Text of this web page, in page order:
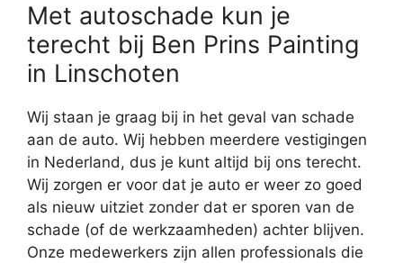
Met autoschade kun je
terecht bij Ben Prins Painting
in Linschoten
Wij staan je graag bij in het geval van schade
aan de auto. Wij hebben meerdere vestigingen
in Nederland, dus je kunt altijd bij ons terecht.
Wij zorgen er voor dat je auto er weer zo goed
als nieuw uitziet zonder dat er sporen van de
schade (of de werkzaamheden) achter blijven.
Onze medewerkers zijn allen professionals die